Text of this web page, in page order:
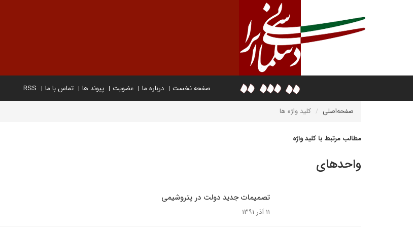
صفحه نخست درباره ما عضویت پیوند ها تماس با ما RSS
صفحه‌اصلی کلید واژه ها
مطالب مرتبط با کلید واژه
واحدهای
تصمیمات جدید دولت در پتروشیمی
۱۱ آذر ۱۳۹۱